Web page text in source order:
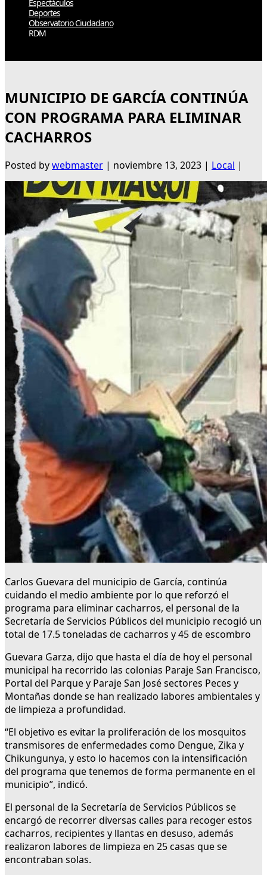
Espectáculos
Deportes
Observatorio Ciudadano
RDM
MUNICIPIO DE GARCÍA CONTINÚA
CON PROGRAMA PARA ELIMINAR
CACHARROS
Posted bywebmaster | noviembre 13, 2023 | Local |
Carlos Guevara del municipio de García, continúa
cuidando el medio ambiente por lo que reforzó el
programa para eliminar cacharros, el personal de la
Secretaría de Servicios Públicos del municipio recogió un
total de 17.5 toneladas de cacharros y 45 de escombro
Guevara Garza, dijo que hasta el día de hoy el personal
municipal ha recorrido las colonias Paraje San Francisco,
Portal del Parque y Paraje San José sectores Peces y
Montañas donde se han realizado labores ambientales y
de limpieza a profundidad.
“El objetivo es evitar la proliferación de los mosquitos
transmisores de enfermedades como Dengue, Zika y
Chikungunya, y esto lo hacemos con la intensificación
del programa que tenemos de forma permanente en el
municipio”, indicó.
El personal de la Secretaría de Servicios Públicos se
encargó de recorrer diversas calles para recoger estos
cacharros, recipientes y llantas en desuso, además
realizaron labores de limpieza en 25 casas que se
encontraban solas.